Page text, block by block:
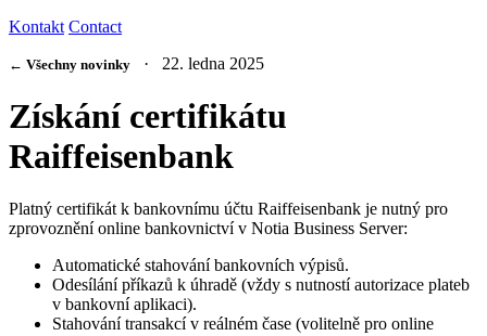
Kontakt Contact
← Všechny novinky · 22. ledna 2025
Získání certifikátu
Raiffeisenbank
Platný certifikát k bankovnímu účtu Raiffeisenbank je nutný pro
zprovoznění online bankovnictví v Notia Business Server:
Automatické stahování bankovních výpisů.
Odesílání příkazů k úhradě (vždy s nutností autorizace plateb
v bankovní aplikaci).
Stahování transakcí v reálném čase (volitelně pro online